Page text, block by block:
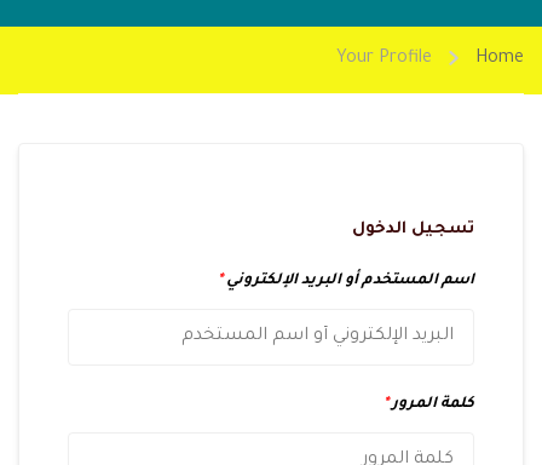
Home
Your Profile
تسجيل الدخول
اسم المستخدم أو البريد الإلكتروني*
كلمة المرور*